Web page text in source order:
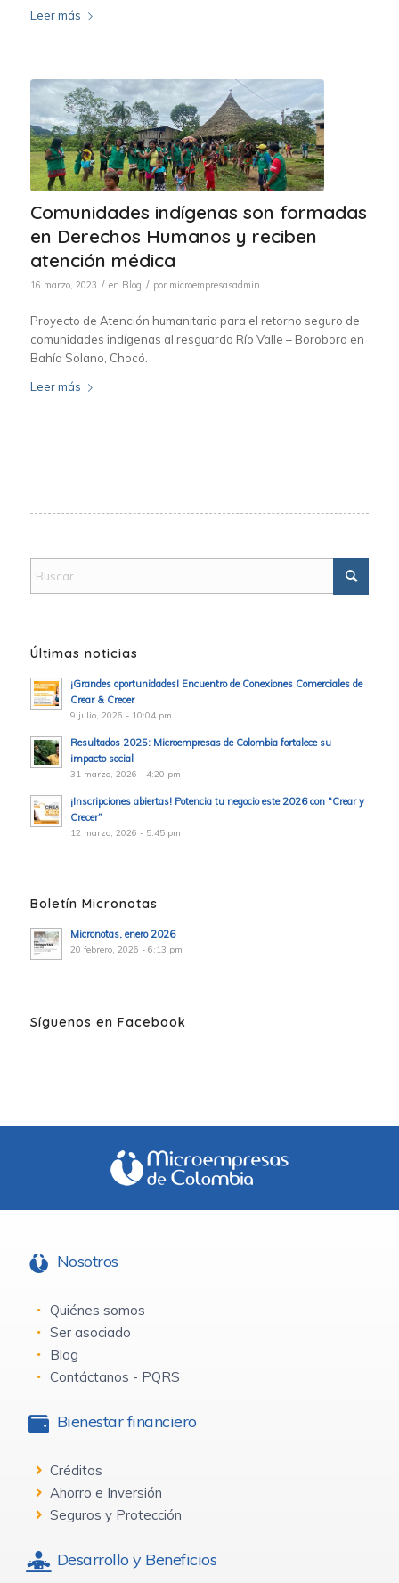
Leer más
Comunidades indígenas son formadas
en Derechos Humanos y reciben
atención médica
16 marzo, 2023 / en Blog / por microempresasadmin
Proyecto de Atención humanitaria para el retorno seguro de
comunidades indígenas al resguardo Río Valle – Boroboro en
Bahía Solano, Chocó.
Leer más
Últimas noticias
¡Grandes oportunidades! Encuentro de Conexiones Comerciales de
Crear & Crecer
9 julio, 2026 - 10:04 pm
Resultados 2025: Microempresas de Colombia fortalece su
impacto social
31 marzo, 2026 - 4:20 pm
¡Inscripciones abiertas! Potencia tu negocio este 2026 con “Crear y
Crecer”
12 marzo, 2026 - 5:45 pm
Boletín Micronotas
Micronotas, enero 2026
20 febrero, 2026 - 6:13 pm
Síguenos en Facebook
Nosotros
Quiénes somos
Ser asociado
Blog
Contáctanos - PQRS
Bienestar financiero
Créditos
Ahorro e Inversión
Seguros y Protección
Desarrollo y Beneficios